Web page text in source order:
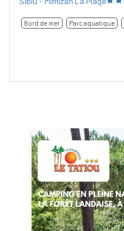
Bord de mer Parc aquatique